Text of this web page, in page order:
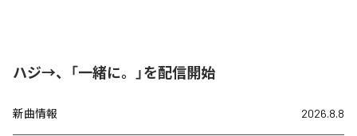
ハジ→、「一緒に。」を配信開始
新曲情報 2026.8.8